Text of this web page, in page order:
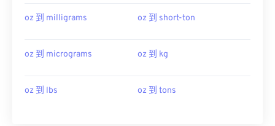
oz 到 milligrams oz 到 short-ton
oz 到 micrograms oz 到 kg
oz 到 lbs oz 到 tons